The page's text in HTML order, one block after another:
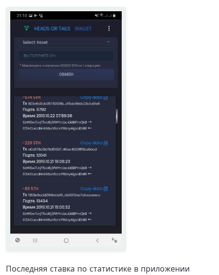
Последняя ставка по статистике в приложении